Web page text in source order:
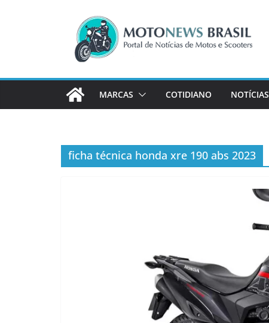
MARCAS COTIDIANO NOTÍCIAS
ficha técnica honda xre 190 abs 2023